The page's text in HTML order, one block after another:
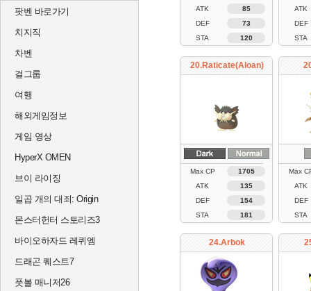
팟벤 바로가기
치지직
차벤
걸그룹
여행
해외게임정보
게임 영상
HyperX OMEN
브이 라이징
일곱 개의 대죄: Origin
몬스터헌터 스토리즈3
바이오하자드 레퀴엠
드래곤 퀘스트7
풋볼 매니저26
ATK
85
DEF
73
STA
120
ATK
DEF
STA
20.Raticate(Aloan)
Max CP
1705
ATK
135
DEF
154
STA
181
Max
ATK
DEF
STA
24.Arbok